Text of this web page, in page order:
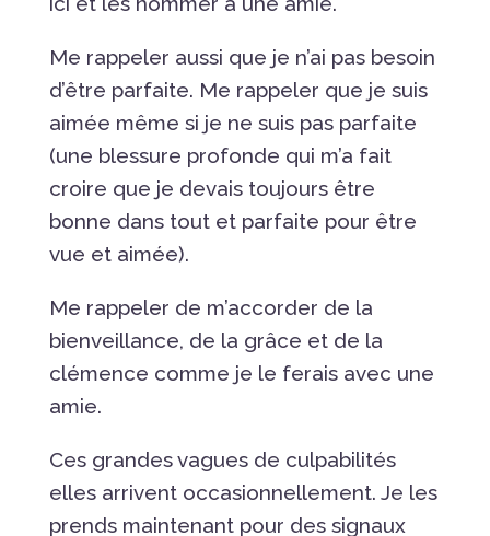
Me rappeler aussi que je n’ai pas besoin
d’être parfaite. Me rappeler que je suis
aimée même si je ne suis pas parfaite
(une blessure profonde qui m’a fait
croire que je devais toujours être
bonne dans tout et parfaite pour être
vue et aimée).
Me rappeler de m’accorder de la
bienveillance, de la grâce et de la
clémence comme je le ferais avec une
amie.
Ces grandes vagues de culpabilités
elles arrivent occasionnellement. Je les
prends maintenant pour des signaux